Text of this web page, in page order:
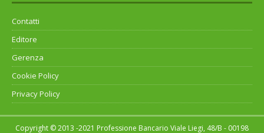
Contatti
Editore
Gerenza
Cookie Policy
Privacy Policy
Copyright © 2013 -2021 Professione Bancario Viale Liegi, 48/B - 00198